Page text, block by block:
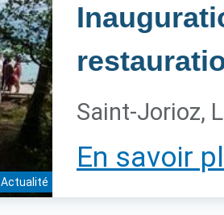
Actualité
Saint-Jorioz,
En savoir